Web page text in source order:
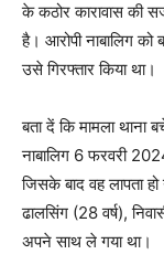
के कठोर कारावास की
है। आरोपी नाबालिग
उसे गिरफ्तार किया था।
बता दें कि मामला थाना
नाबालिग 6 फरवरी
जिसके बाद वह लापता
ढालसिंग (28 वर्ष),
अपने साथ ले गया था।